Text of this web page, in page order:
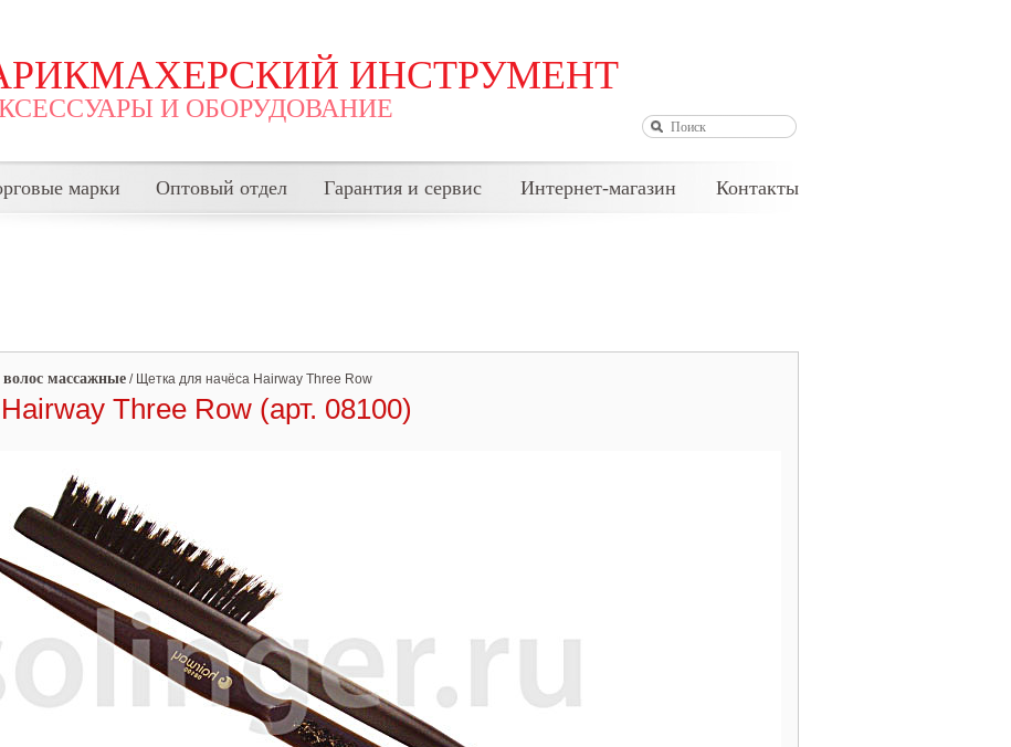
ИНСТРУМЕНТ
И ОБОРУДОВАНИЕ
марки Оптовый отдел Гарантия и сервис Интернет-магазин Контакты
массажные / Щетка для начёса Hairway Three Row
Three Row (арт. 08100)